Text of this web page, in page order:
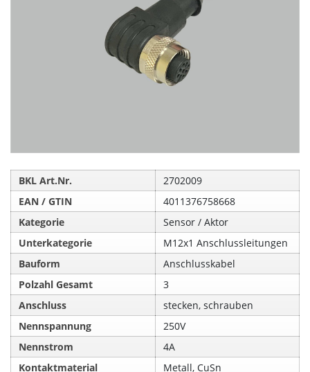
BKL Art.Nr.
2702009
EAN / GTIN
4011376758668
Kategorie
Sensor / Aktor
Unterkategorie
M12x1 Anschlussleitungen
Bauform
Anschlusskabel
Polzahl Gesamt
3
Anschluss
stecken, schrauben
Nennspannung
250V
Nennstrom
4A
Kontaktmaterial
Metall, CuSn